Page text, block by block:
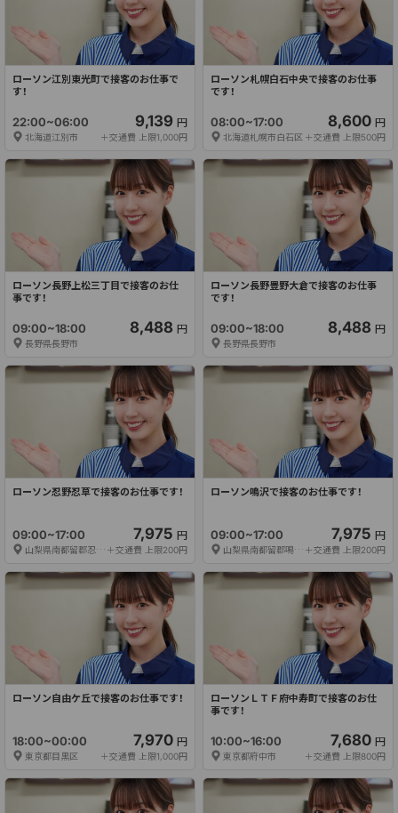
ローソン江別東光町で接客のお仕事で
す！
22:00~06:00 9,139 円
北海道江別市 ＋交通費 上限1,000円
ローソン札幌白石中央で接客のお仕事
です！
08:00~17:00 8,600 円
北海道札幌市白石区 ＋交通費 上限500円
ローソン長野上松三丁目で接客のお仕
事です！
09:00~18:00 8,488 円
長野県長野市
ローソン長野豊野大倉で接客のお仕事
です！
09:00~18:00 8,488 円
長野県長野市
ローソン忍野忍草で接客のお仕事です！
09:00~17:00 7,975 円
山梨県南都留郡忍野村 ＋交通費 上限200円
ローソン鳴沢で接客のお仕事です！
09:00~17:00 7,975 円
山梨県南都留郡鳴沢村 ＋交通費 上限200円
ローソン自由ケ丘で接客のお仕事です！
18:00~00:00 7,970 円
東京都目黒区 ＋交通費 上限1,000円
ローソンＬＴＦ府中寿町で接客のお仕
事です！
10:00~16:00 7,680 円
東京都府中市 ＋交通費 上限800円